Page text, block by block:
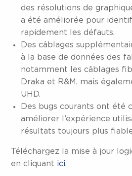
des résolutions de
a été améliorée pour
rapidement les défauts.
Des câblages
à la base de données des
notamment les câblages
Draka et R&M, mais
UHD.
Des bugs courants ont été
améliorer l’expérience
résultats toujours plus
Téléchargez la mise à jour
en cliquant ici.